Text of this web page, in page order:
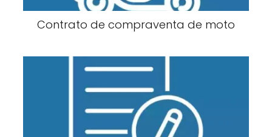
Contrato de compraventa de moto